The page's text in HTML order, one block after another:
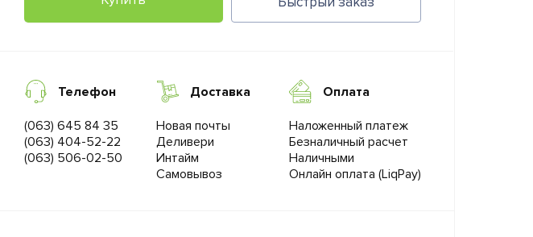
Телефон
(063) 645 84 35
(063) 404-52-22
(063) 506-02-50
Доставка
Новая почты
Деливери
Интайм
Самовывоз
Оплата
Наложенный платеж
Безналичный расчет
Наличными
Онлайн оплата (LiqPay)